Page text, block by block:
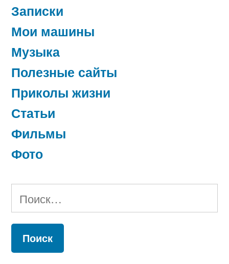
Записки
Мои машины
Музыка
Полезные сайты
Приколы жизни
Статьи
Фильмы
Фото
Найти: